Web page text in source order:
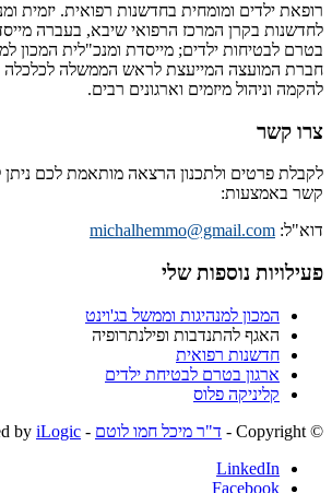
רופאת ילדים ומומחית בחדשנות רפואית. יזמית
לחדשנות בקרן המרכז הרפואי שיבא, בעברה
בטרם לבטיחות ילדים; מייסדת ומנכ"לית המכון
חברת המועצה המייעצת לראש הממשלה לכלכלה
להקמה וניהול מיזמים וארגונים רבים.
צרו קשר
לקבלת פרטים ולתכנון הרצאה מותאמת לכם ניתן
קשר באמצעות:
דוא"ל: michalhemmo@gmail.com
פעילויות נוספות שלי
המכון למנהיגות וממשל בג'וינט
האגף להתנדבות ופילנתרופיה
חדשנות רפואית
ארגון בטרם לבטיחת ילדים
קליניקה פלוס
© ‫Copyright -
ד"ר מיכל חמו לוטם - Developed by
iLogic
LinkedIn
Facebook